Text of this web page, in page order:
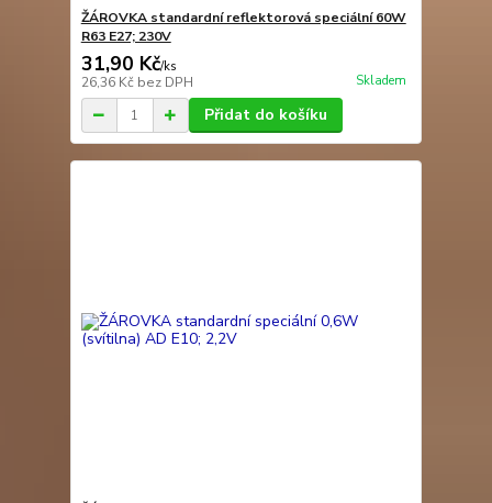
ŽÁROVKA standardní reflektorová speciální 60W
R63 E27; 230V
31,90 Kč/ks
26,36 Kč bez DPH Skladem
Přidat do košíku